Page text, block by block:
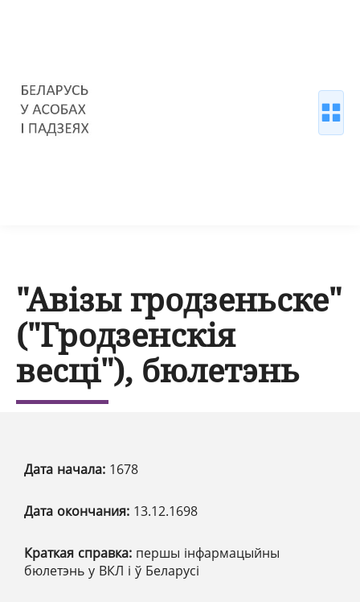
"Авізы гродзеньске"
("Гродзенскія
весці"), бюлетэнь
Дата начала: 1678
Дата окончания: 13.12.1698
Краткая справка: першы інфармацыйны
бюлетэнь у ВКЛ і ў Беларусі